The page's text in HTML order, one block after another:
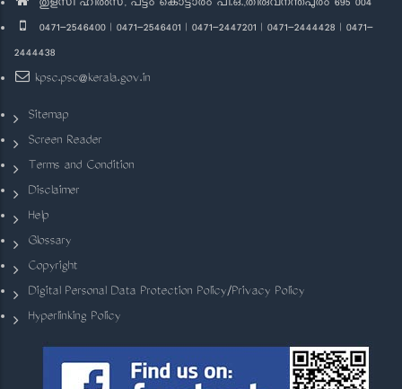
തുളസി ഹിൽസ്, പട്ടം കൊട്ടാരം പി.ഒ.,തിരുവനന്തപുരം 695 004
0471-2546400 | 0471-2546401 | 0471-2447201 | 0471-2444428 | 0471-
2444438
kpsc.psc@kerala.gov.in
Sitemap
Screen Reader
Terms and Condition
Disclaimer
Help
Glossary
Copyright
Digital Personal Data Protection Policy/Privacy Policy
Hyperlinking Policy